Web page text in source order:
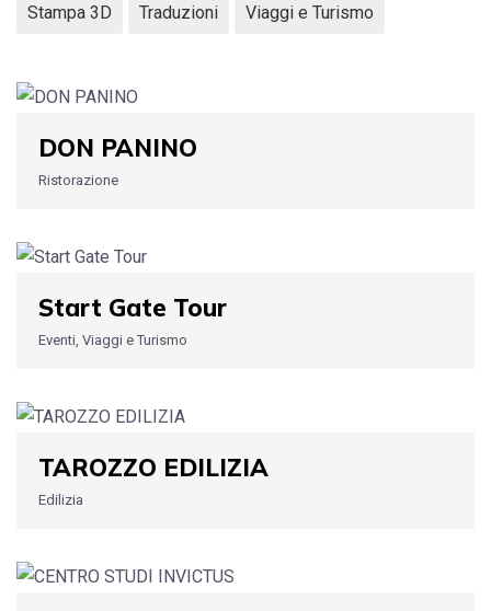
Stampa 3D Traduzioni Viaggi e Turismo
DON PANINO
Ristorazione
Start Gate Tour
Eventi, Viaggi e Turismo
TAROZZO EDILIZIA
Edilizia